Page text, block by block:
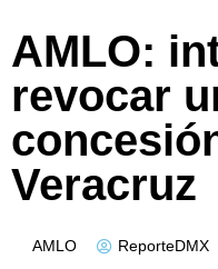
AMLO:
revocar
Veracruz
AMLO ReporteDMX